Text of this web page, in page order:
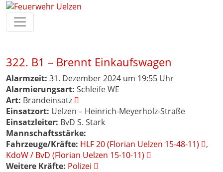
322. B1 – Brennt Einkaufswagen
Alarmzeit: 31. Dezember 2024 um 19:55 Uhr
Alarmierungsart: Schleife WE
Art: Brandeinsatz
Einsatzort: Uelzen – Heinrich-Meyerholz-Straße
Einsatzleiter: BvD S. Stark
Mannschaftsstärke:
Fahrzeuge/Kräfte: HLF 20 (Florian Uelzen 15-48-11)
,
KdoW / BvD (Florian Uelzen 15-10-11)
Weitere Kräfte: Polizei